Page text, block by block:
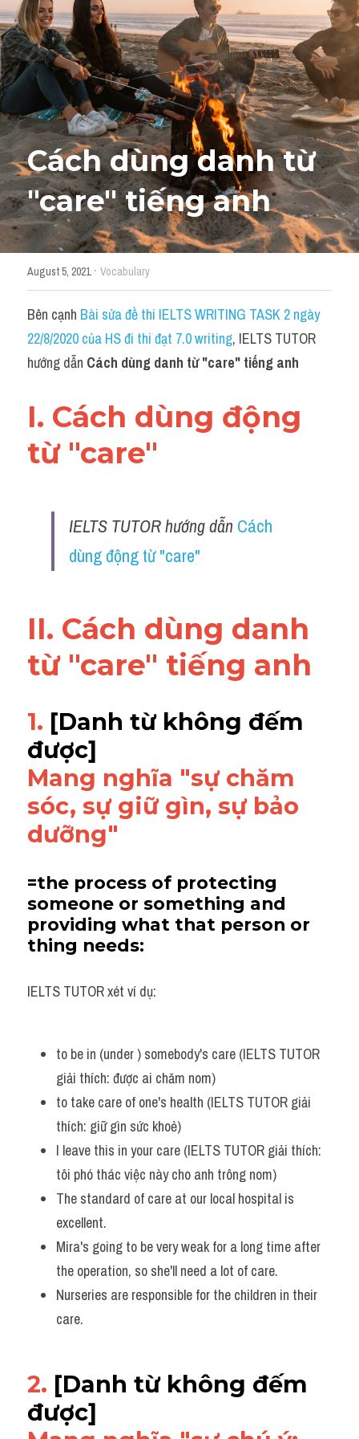
Học thử →
Cách dùng danh từ
"care" tiếng anh
August 5, 2021· Vocabulary
Bên cạnh Bài sửa đề thi IELTS WRITING TASK 2 ngày
22/8/2020 của HS đi thi đạt 7.0 writing, IELTS TUTOR
hướng dẫn Cách dùng danh từ "care" tiếng anh
I. Cách dùng động
từ "care"
IELTS TUTOR hướng dẫn Cách
dùng động từ "care"
II. Cách dùng danh
từ "care" tiếng anh
1. [Danh từ không đếm
được]
Mang nghĩa "sự chăm
sóc, sự giữ gìn, sự bảo
dưỡng"
=the process of protecting
someone or something and
providing what that person or
thing needs:
IELTS TUTOR xét ví dụ:
to be in (under ) somebody's care (IELTS TUTOR
giải thích: được ai chăm nom)
to take care of one's health (IELTS TUTOR giải
thích: giữ gìn sức khoẻ)
I leave this in your care (IELTS TUTOR giải thích:
tôi phó thác việc này cho anh trông nom)
The standard of care at our local hospital is
excellent.
Mira's going to be very weak for a long time after
the operation, so she'll need a lot of care.
Nurseries are responsible for the children in their
care.
2. [Danh từ không đếm
được]